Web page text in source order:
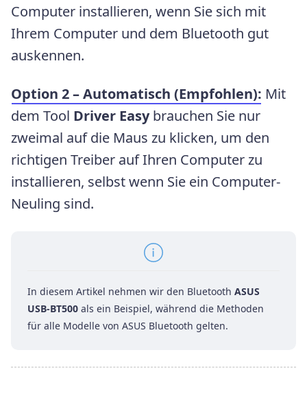
Computer installieren, wenn Sie sich mit
Ihrem Computer und dem Bluetooth gut
auskennen.
Option 2 – Automatisch (Empfohlen): Mit
dem Tool Driver Easybrauchen Sie nur
zweimal auf die Maus zu klicken, um den
richtigen Treiber auf Ihren Computer zu
installieren, selbst wenn Sie ein Computer-
Neuling sind.
In diesem Artikel nehmen wir den Bluetooth ASUS
USB-BT500 als ein Beispiel, während die Methoden
für alle Modelle von ASUS Bluetooth gelten.